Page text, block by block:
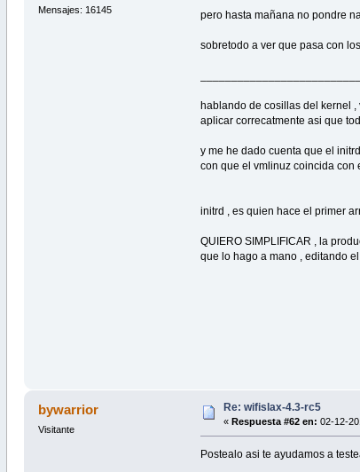
Mensajes: 16145 pero hasta mañana no pondre
sobretodo a ver que pasa con
hablando de cosillas del kernel
aplicar correcatmente asi que
y me he dado cuenta que el
con que el vmlinuz coincida con
initrd , es quien hace el primer
QUIERO SIMPLIFICAR , la
que lo hago a mano , editando
bywarrior
Visitante
Re: wifislax-4.3-rc5
« Respuesta #62 en: 02-12-
Postealo asi te ayudamos a